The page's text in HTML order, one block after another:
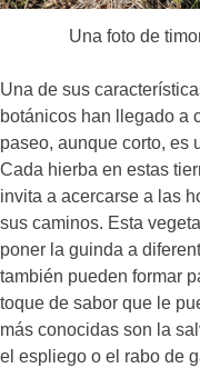
Una foto de
Una de sus
botánicos han llegado a
paseo, aunque corto, es
Cada hierba en estas
invita a acercarse a las
sus caminos. Esta
poner la guinda a
también pueden formar
toque de sabor que le
más conocidas son la
el espliego o el rabo de